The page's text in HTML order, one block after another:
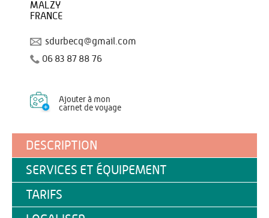
MALZY
FRANCE
sdurbecq@gmail.com
06 83 87 88 76
Ajouter à mon
carnet de voyage
DESCRIPTION
SERVICES ET ÉQUIPEMENT
TARIFS